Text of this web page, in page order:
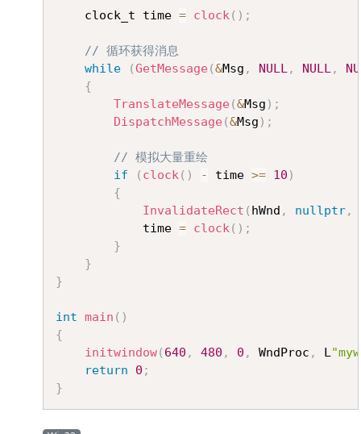
	clock_t time
= clock( ) ;
// 循环获得消息
while
(GetMessage(&Msg , NULL, NULL,
{
TranslateMessage(&Msg ) ;
DispatchMessage(&Msg ) ;
// 模拟大量重绘
if
( clock( ) - time >= 10 )
{
InvalidateRect ( hWnd , nullptr,
			time
= clock( ) ;
}
}
}
int main ( )
{
initwindow( 640 , 480 , 0 , WndProc , L
return
0 ;
}